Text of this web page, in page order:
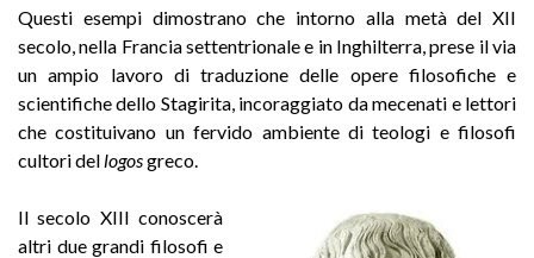
Questi esempi dimostrano che intorno alla metà del XII
secolo, nella Francia settentrionale e in Inghilterra, prese il via
un ampio lavoro di traduzione delle opere filosofiche e
scientifiche dello Stagirita, incoraggiato da mecenati e lettori
che costituivano un fervido ambiente di teologi e filosofi
cultori del logosgreco.
Il secolo XIII conoscerà
altri due grandi filosofi e